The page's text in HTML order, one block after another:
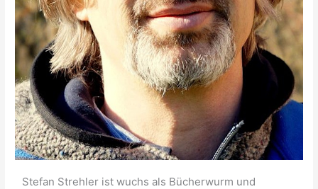
Stefan Strehler ist wuchs als Bücherwurm und